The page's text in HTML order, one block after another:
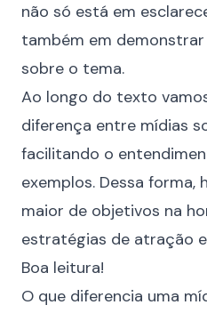
não só está em
também em
sobre o tema.
Ao longo do texto
diferença entre mídias
facilitando o
exemplos. Dessa forma,
maior de objetivos na
estratégias de atração
Boa leitura!
O que diferencia uma